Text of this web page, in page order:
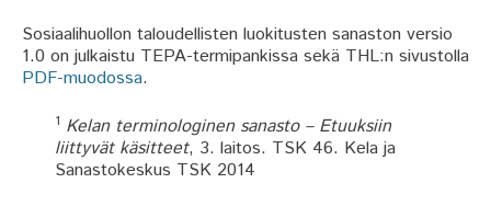
Sosiaalihuollon taloudellisten luokitusten sanaston versio
1.0 on julkaistu TEPA-termipankissa sekä THL:n sivustolla
PDF-muodossa.
1 Kelan terminologinen sanasto – Etuuksiin
liittyvät käsitteet, 3. laitos. TSK 46. Kela ja
Sanastokeskus TSK 2014